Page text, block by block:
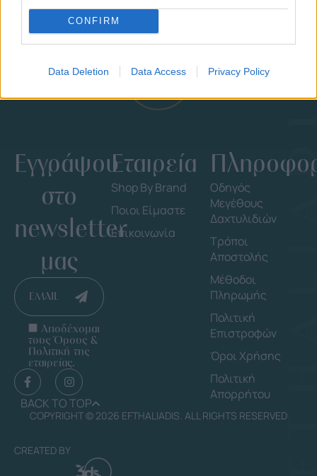
CONFIRM
Data Deletion Data Access Privacy Policy
Εγγράψου
στο
newsletter
μας
EMAIL
Αποδέχομαι
τους Όρους &
Πολιτική της
εταιρείας.
BACK TO TOP
Εταιρεία
Shop By Brand
Ποιοι Είμαστε
Επικοινωνία
Οδηγός
Μεγέθους
Δαχτυλιδιών
Τρόποι
Αποστολής
Μέθοδοι
Πληρωμής
Πολιτική
Επιστροφών
Όροι Χρήσης
Πολιτική
Απορρήτου
COPYRIGHT © 2026 EFTHALIADIS. ALL RIGHTS RESERVED
CREATED BY